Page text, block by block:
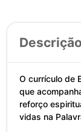
Descrição
O currículo de
que
reforço
vidas na